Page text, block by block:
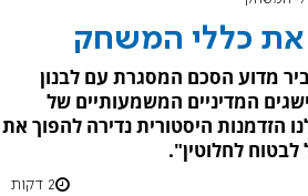
כללי המשחק
מדוע הסכם המסגרת עם לבנון
המדיניים המשמעותיים של
הזדמנות היסטורית נדירה להפוך את
לחלוטין".
2 דקות